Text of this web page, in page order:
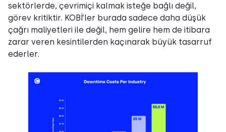
sektörlerde, çevrimiçi kalmak isteğe bağlı değil,
görev kritiktir. KOBİ’ler burada sadece daha düşük
çağrı maliyetleri ile değil, hem gelire hem de itibara
zarar veren kesintilerden kaçınarak büyük tasarruf
ederler.